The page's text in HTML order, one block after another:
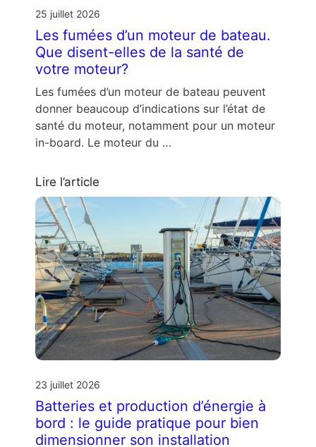
25 juillet 2026
Les fumées d’un moteur de bateau.
Que disent-elles de la santé de
votre moteur?
Les fumées d’un moteur de bateau peuvent
donner beaucoup d’indications sur l’état de
santé du moteur, notamment pour un moteur
in-board. Le moteur du …
Lire l’article
23 juillet 2026
Batteries et production d’énergie à
bord : le guide pratique pour bien
dimensionner son installation